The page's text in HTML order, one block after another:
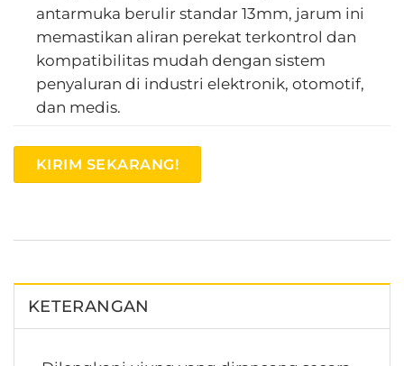
antarmuka berulir standar 13mm, jarum ini
memastikan aliran perekat terkontrol dan
kompatibilitas mudah dengan sistem
penyaluran di industri elektronik, otomotif,
dan medis.
KIRIM SEKARANG!
KETERANGAN